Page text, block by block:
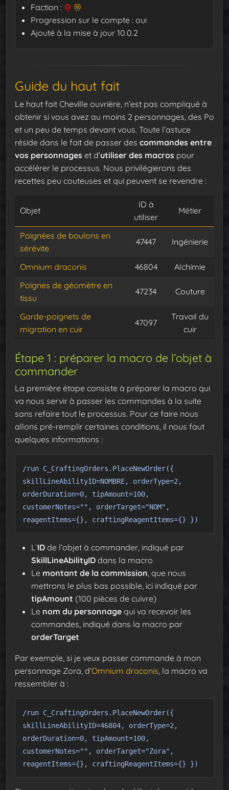
Faction :
Progression sur le compte : oui
Ajouté à la mise à jour 10.0.2
Guide du haut fait
Le haut fait Cheville ouvrière, n’est pas compliqué à
obtenir si vous avez au moins 2 personnages, des Po
et un peu de temps devant vous. Toute l’astuce
réside dans le fait de passer des commandes entre
vos personnages et d’utiliser des macros pour
accélérer le processus. Nous privilégierons des
recettes peu couteuses et qui peuvent se revendre :
Objet
ID à
utiliser
Métier
Poignées de boulons en
sérévite
47447 Ingénierie
Omnium draconis 46804
Alchimie
Poignes de géomètre en
tissu
47234 Couture
Garde-poignets de
migration en cuir
47097
Travail du
cuir
Étape 1 : préparer la macro de l’objet à
commander
La première étape consiste à préparer la macro qui
va nous servir à passer les commandes à la suite
sans refaire tout le processus. Pour ce faire nous
allons pré-remplir certaines conditions, il nous faut
quelques informations :
/run C_CraftingOrders.PlaceNewOrder({
skillLineAbilityID=NOMBRE, orderType=2,
orderDuration=0, tipAmount=100,
customerNotes="", orderTarget="NOM",
reagentItems={}, craftingReagentItems={} })
L’ID de l’objet à commander, indiqué par
SkillLineAbilityID dans la macro
Le montant de la commission , que nous
mettrons le plus bas possible, ici indiqué par
tipAmount (100 pièces de cuivre)
Le nom du personnage qui va recevoir les
commandes, indiqué dans la macro par
orderTarget
Par exemple, si je veux passer commande à mon
personnage Zora, d’Omnium draconis , la macro va
ressembler à :
/run C_CraftingOrders.PlaceNewOrder({
skillLineAbilityID=46804, orderType=2,
orderDuration=0, tipAmount=100,
customerNotes="", orderTarget="Zora",
reagentItems={}, craftingReagentItems={} })